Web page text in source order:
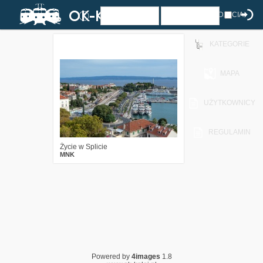
ZDJĘCIA
KATEGORIE
MAPA
UŻYTKOWNICY
REGULAMIN
Życie w Splicie
MNK
Powered by 4images 1.8